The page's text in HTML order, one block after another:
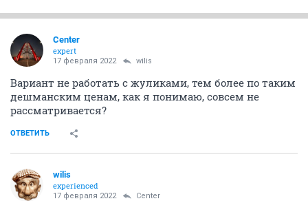
Center
expert
17 февраля 2022 wilis
Вариант не работать с жуликами, тем более по таким
дешманским ценам, как я понимаю, совсем не
рассматривается?
ОТВЕТИТЬ
wilis
experienced
17 февраля 2022 Center